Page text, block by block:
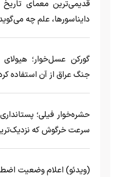
قدیمی‌ترین معمای تاریخ
دایناسورها، علم چه
گورکن عسل‌خوار؛
جنگ عراق از آن استفاده
حشره‌خوار فیلی؛
سرعت خرگوش که